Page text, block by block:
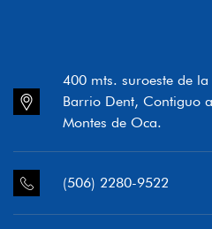
400 mts. suroeste de
Barrio Dent, Contiguo
Montes de Oca.
(506) 2280-9522